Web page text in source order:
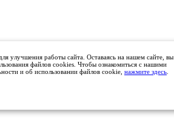
улучшения работы сайта. Оставаясь на нашем сайте, вы
файлов cookies. Чтобы ознакомиться с нашими
и об использовании файлов cookie, нажмите здесь